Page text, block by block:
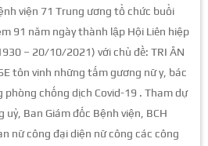
viện 71 Trung ương tổ chức buổi
91 năm ngày thành lập Hội Liên hiệp
– 20/10/2021) với chủ đề: TRI ÂN
tôn vinh những tấm gương nữ y, bác
chống dịch Covid-19 . Tham dự
Ban Giám đốc Bệnh viện, BCH
nữ công đại diện nữ công các công